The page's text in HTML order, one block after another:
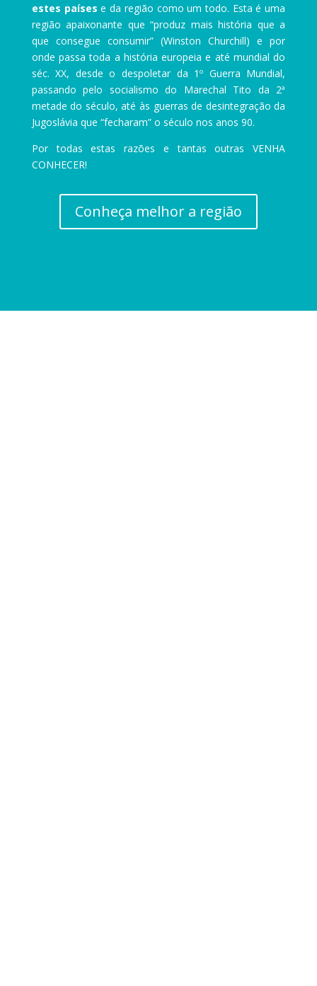
estes países e da região como um todo. Esta é uma
região apaixonante que “produz mais história que a
que consegue consumir” (Winston Churchill) e por
onde passa toda a história europeia e até mundial do
séc. XX, desde o despoletar da 1º Guerra Mundial,
passando pelo socialismo do Marechal Tito da 2ª
metade do século, até às guerras de desintegração da
Jugoslávia que “fecharam” o século nos anos 90.
Por todas estas razões e tantas outras VENHA
CONHECER!
Conheça melhor a região